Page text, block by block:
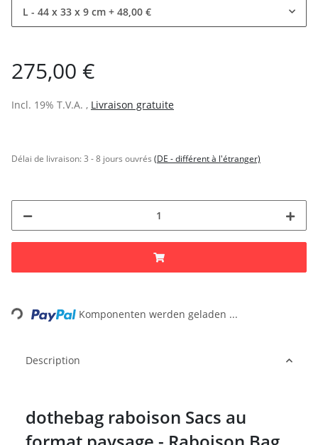
L - 44 x 33 x 9 cm + 48,00 €
275,00 €
Incl. 19% T.V.A. , Livraison gratuite
Délai de livraison:3 - 8 jours ouvrés (DE - différent à l'étranger)
Loading... Komponenten werden geladen ...
Description
dothebag raboison Sacs au